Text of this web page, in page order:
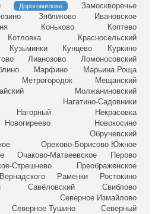
Дорогомилово
Замоскворечье
Зябликово
Ивановское
Коньково
Коптево
Котловка
Красносельский
Кузьминки Кунцево
Куркино
Лианозово
Ломоносовский
Марфино
Марьина Роща
Метрогородок
Мещанский
Молжаниновский
Нагатино-Садовники
Нагорный
Некрасовка
Новогиреево
Новокосино
Обручевский
Орехово-Борисово Южное
Очаково-Матвеевское
Перово
Стрешнево
Преображенское
Раменки
Ростокино
Савёловский
Свиблово
Северное Измайлово
Северное Тушино
Северный